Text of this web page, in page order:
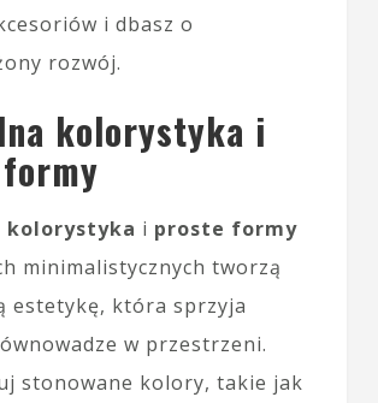
i dbasz o
rozwój.
kolorystyka i
kolorystyka i proste formy
minimalistycznych tworzą
estetykę, która sprzyja
w przestrzeni.
stonowane kolory, takie jak